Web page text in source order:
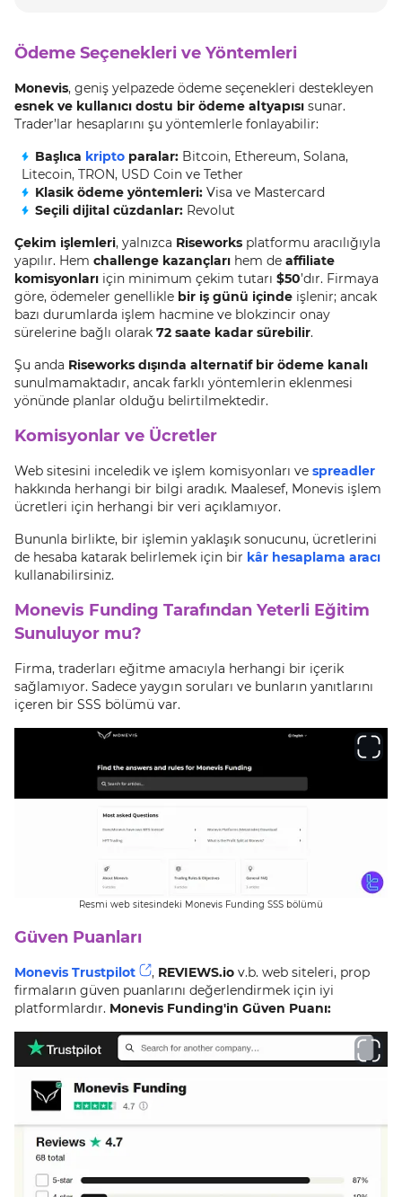
Ödeme Seçenekleri ve Yöntemleri
Monevis, geniş yelpazede ödeme seçenekleri destekleyen
esnek ve kullanıcı dostu bir ödeme altyapısı sunar.
Trader’lar hesaplarını şu yöntemlerle fonlayabilir:
Başlıca kripto paralar: Bitcoin, Ethereum, Solana,
Litecoin, TRON, USD Coin ve Tether
Klasik ödeme yöntemleri: Visa ve Mastercard
Seçili dijital cüzdanlar: Revolut
Çekim işlemleri, yalnızca Riseworks platformu aracılığıyla
yapılır. Hem challenge kazançları hem de affiliate
komisyonları için minimum çekim tutarı $50’dır. Firmaya
göre, ödemeler genellikle bir iş günü içinde işlenir; ancak
bazı durumlarda işlem hacmine ve blokzincir onay
sürelerine bağlı olarak 72 saate kadar sürebilir.
Şu anda Riseworks dışında alternatif bir ödeme kanalı
sunulmamaktadır, ancak farklı yöntemlerin eklenmesi
yönünde planlar olduğu belirtilmektedir.
Komisyonlar ve Ücretler
Web sitesini inceledik ve işlem komisyonları ve spreadler
hakkında herhangi bir bilgi aradık. Maalesef, Monevis işlem
ücretleri için herhangi bir veri açıklamıyor.
Bununla birlikte, bir işlemin yaklaşık sonucunu, ücretlerini
de hesaba katarak belirlemek için bir kâr hesaplama aracı
kullanabilirsiniz.
Monevis Funding Tarafından Yeterli Eğitim
Sunuluyor mu?
Firma, traderları eğitme amacıyla herhangi bir içerik
sağlamıyor. Sadece yaygın soruları ve bunların yanıtlarını
içeren bir SSS bölümü var.
Resmi web sitesindeki Monevis Funding SSS bölümü
Güven Puanları
Monevis Trustpilot , REVIEWS.io v.b. web siteleri, prop
firmaların güven puanlarını değerlendirmek için iyi
platformlardır. Monevis Funding'in Güven Puanı: